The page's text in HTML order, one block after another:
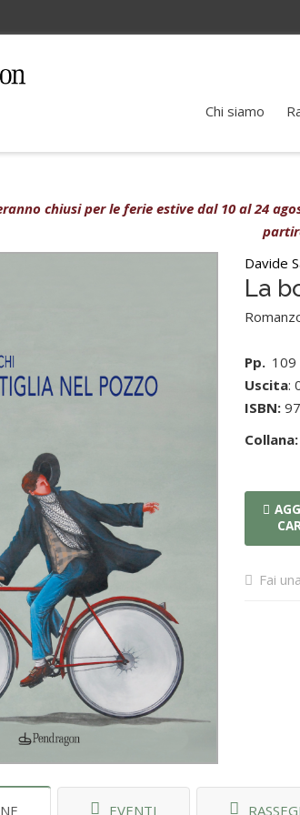
Chi siamo
chiusi per le ferie estive dal 10 al 24
Davide
La
Pp. 109
Uscita:
ISBN:
Collana:
Fai
EVENTI